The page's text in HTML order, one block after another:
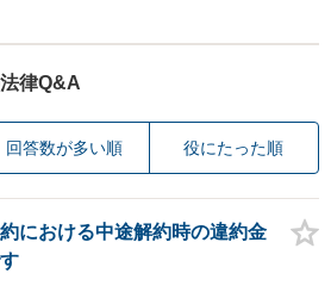
律Q&A
回答数が多い順 役にたった順
における中途解約時の違約金